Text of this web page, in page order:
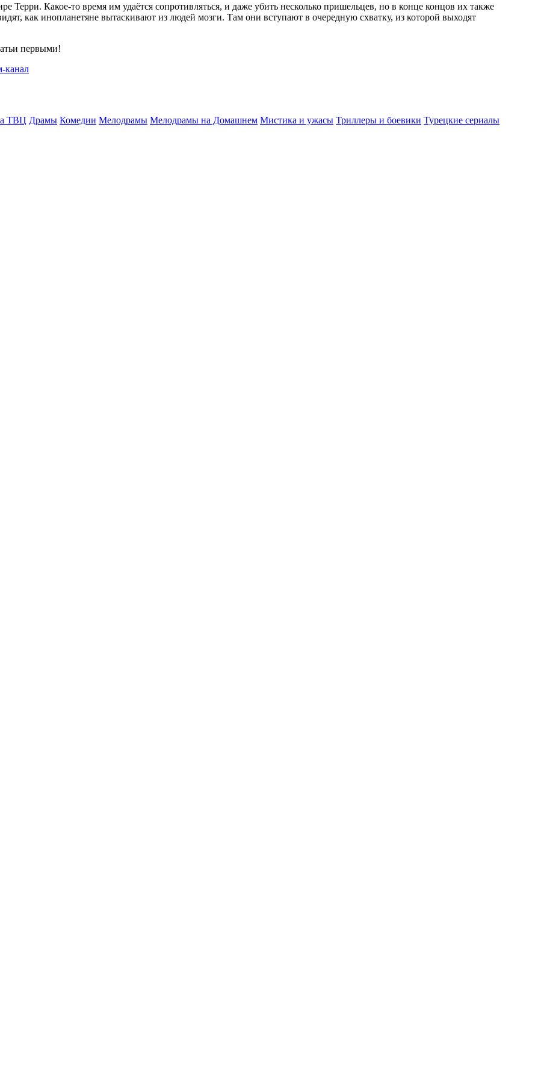
Терри. Какое-то время им удаётся сопротивляться, и даже убить несколько пришельцев, но в конце концов их также
как инопланетяне вытаскивают из людей мозги. Там они вступают в очередную схватку, из которой выходят
первыми!
ТВЦ Драмы Комедии Мелодрамы Мелодрамы на Домашнем Мистика и ужасы Триллеры и боевики Турецкие сериалы